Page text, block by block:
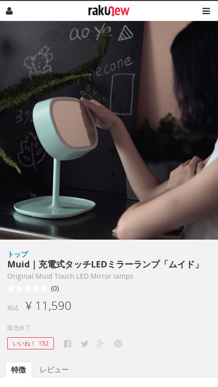
トップ
Muid｜充電式タッチLEDミラーランプ「ムイド」
Original Muid Touch LED Mirror lamps
(0)
税込 ¥ 11,590
販売終了
いいね！
152
特徴 レビュー